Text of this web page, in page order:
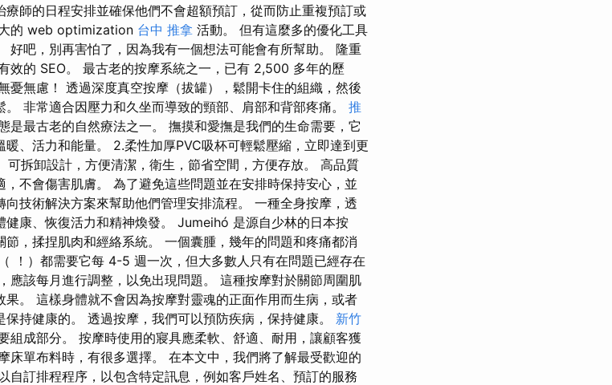
師的日程安排並確保他們不會超額預訂，從而防止重複預訂或
的 web optimization 台中 推拿 活動。 但有這麼多的優化工具
好吧，別再害怕了，因為我有一個想法可能會有所幫助。 隆重
效的 SEO。 最古老的按摩系統之一，已有 2,500 多年的歷
憂無慮！ 透過深度真空按摩（拔罐），鬆開卡住的組織，然後
非常適合因壓力和久坐而導致的頸部、肩部和背部疼痛。 推
是最古老的自然療法之一。 撫摸和愛撫是我們的生命需要，它
、活力和能量。 2.柔性加厚PVC吸杯可輕鬆壓縮，立即達到更
拆卸設計，方便清潔，衛生，節省空間，方便存放。 高品質
不會傷害肌膚。 為了避免這些問題並在安排時保持安心，並
技術解決方案來幫助他們管理安排流程。 一種全身按摩，透
康、恢復活力和精神煥發。 Jumeihó 是源自少林的日本按
，揉捏肌肉和經絡系統。 一個囊腫，幾年的問題和疼痛都消
！）都需要它每 4-5 週一次，但大多數人只有在問題已經存在
應該每月進行調整，以免出現問題。 這種按摩對於關節周圍肌
。 這樣身體就不會因為按摩對靈魂的正面作用而生病，或者
持健康的。 透過按摩，我們可以預防疾病，保持健康。 新竹
組成部分。 按摩時使用的寢具應柔軟、舒適、耐用，讓顧客獲
床單布料時，有很多選擇。 在本文中，我們將了解最受歡迎的
自訂排程程序，以包含特定訊息，例如客戶姓名、預訂的服務